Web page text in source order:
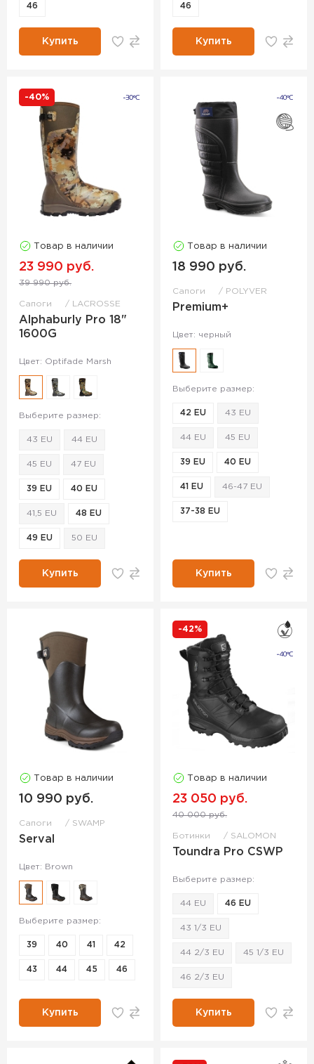
46
Купить
46
Купить
-40%
Товар в наличии
23 990 руб.
39 990 руб.
Сапоги LACROSSE
Alphaburly Pro 18"
1600G
Цвет: Optifade Marsh
Выберите размер:
43 EU 44 EU
45 EU 47 EU
39 EU 40 EU
41,5 EU 48 EU
49 EU 50 EU
Купить
Товар в наличии
18 990 руб.
Сапоги POLYVER
Premium+
Цвет: черный
Выберите размер:
42 EU 43 EU
44 EU 45 EU
39 EU 40 EU
41 EU 46-47 EU
37-38 EU
Купить
Товар в наличии
10 990 руб.
Сапоги SWAMP
Serval
Цвет: Brown
Выберите размер:
39 40 41 42
43 44 45 46
Купить
-42%
Товар в наличии
23 050 руб.
40 000 руб.
Ботинки SALOMON
Toundra Pro CSWP
Выберите размер:
44 EU 46 EU
43 1/3 EU
44 2/3 EU 45 1/3 EU
46 2/3 EU
Купить